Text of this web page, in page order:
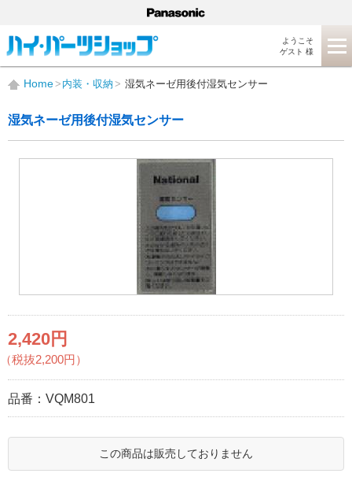
ようこそ
ゲスト 様
Home 内装・収納 湿気ネーゼ用後付湿気センサー
湿気ネーゼ用後付湿気センサー
2,420円
（税抜2,200円）
品番： VQM801
この商品は販売しておりません